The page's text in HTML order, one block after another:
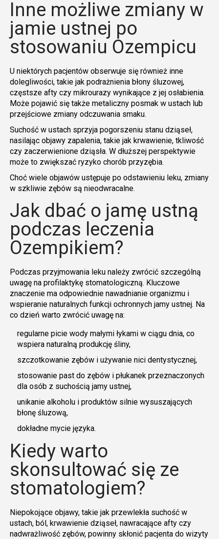
Inne możliwe zmiany w
jamie ustnej po
stosowaniu Ozempicu
U niektórych pacjentów obserwuje się również inne
dolegliwości, takie jak podrażnienia błony śluzowej,
częstsze afty czy mikrourazy wynikające z jej osłabienia.
Może pojawić się także metaliczny posmak w ustach lub
przejściowe zmiany odczuwania smaku.
Suchość w ustach sprzyja pogorszeniu stanu dziąseł,
nasilając objawy zapalenia, takie jak krwawienie, tkliwość
czy zaczerwienione dziąsła. W dłuższej perspektywie
może to zwiększać ryzyko chorób przyzębia.
Choć wiele objawów ustępuje po odstawieniu leku, zmiany
w szkliwie zębów są nieodwracalne.
Jak dbać o jamę ustną
podczas leczenia
Ozempikiem?
Podczas przyjmowania leku należy zwrócić szczególną
uwagę na profilaktykę stomatologiczną. Kluczowe
znaczenie ma odpowiednie nawadnianie organizmu i
wspieranie naturalnych funkcji ochronnych jamy ustnej. Na
co dzień warto zwrócić uwagę na:
regularne picie wody małymi łykami w ciągu dnia, co
wspiera naturalną produkcję śliny,
szczotkowanie zębów i używanie nici dentystycznej,
stosowanie past do zębów i płukanek przeznaczonych
dla osób z suchością jamy ustnej,
unikanie alkoholu i produktów silnie wysuszających
błonę śluzową,
dokładne mycie języka.
Kiedy warto
skonsultować się ze
stomatologiem?
Niepokojące objawy, takie jak przewlekła suchość w
ustach, ból, krwawienie dziąseł, nawracające afty czy
nadwrażliwość zębów, powinny skłonić pacjenta do wizyty